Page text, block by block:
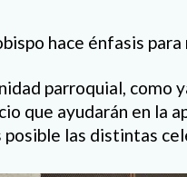
hace énfasis
parroquial, como
que ayudarán en la
las distintas